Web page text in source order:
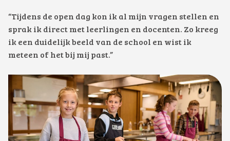
“Tijdens de open dag kon ik al mijn vragen stellen en
sprak ik direct met leerlingen en docenten. Zo kreeg
ik een duidelijk beeld van de school en wist ik
meteen of het bij mij past.”